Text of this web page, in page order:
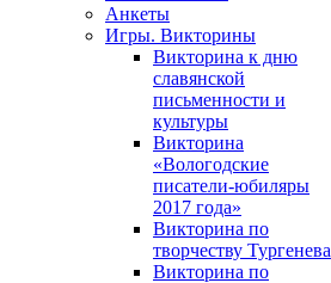
Анкеты
Игры. Викторины
Викторина к дню
славянской
письменности и
культуры
Викторина
«Вологодские
писатели-юбиляры
2017 года»
Викторина по
творчеству Тургенева
Викторина по